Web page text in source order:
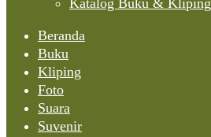
Katalog Buku & Kliping
Beranda
Buku
Kliping
Foto
Suara
Suvenir